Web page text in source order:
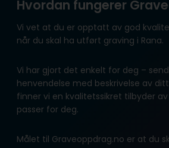
Hvordan fungerer
Vi vet at du er opptatt av god
når du skal ha utført graving i Rana.
Vi har gjort det enkelt for deg –
henvendelse med beskrivelse av
finner vi en kvalitetssikret tilbyder
passer for deg.
Målet til Graveoppdrag.no er at du